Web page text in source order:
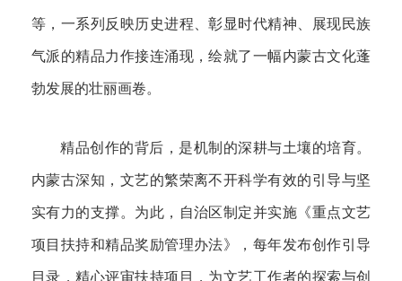
等，一系列反映历史进程、彰显时代精神、展现民族
气派的精品力作接连涌现，绘就了一幅内蒙古文化蓬
勃发展的壮丽画卷。
精品创作的背后，是机制的深耕与土壤的培育。
内蒙古深知，文艺的繁荣离不开科学有效的引导与坚
实有力的支撑。为此，自治区制定并实施《重点文艺
项目扶持和精品奖励管理办法》，每年发布创作引导
目录，精心评审扶持项目，为文艺工作者的探索与创